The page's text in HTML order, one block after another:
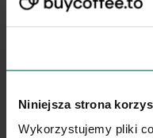
Niniejsza strona
Wykorzystujemy pliki